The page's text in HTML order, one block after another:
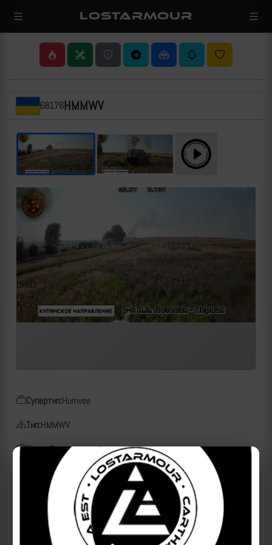
LOSTARMOUR
68176HMMWV
Супертип:Humvee
Тип:HMMWV
Класс:Бронеавтомобиль
Чем поражен:
FPV, КВН
03.07.2026
Место:
Лозовая Первая, Харьковская область